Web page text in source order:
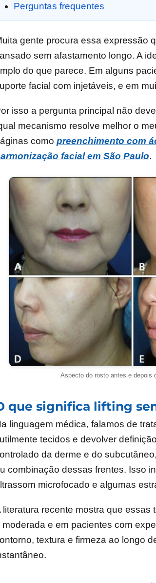
Perguntas frequentes
gente procura essa expressão
sem afastamento longo. A
do que parece. Em alguns
facial com injetáveis, e em
isso a pergunta principal não
mecanismo resolve melhor o
como preenchimento com
facial em São Paulo.
Aspecto do rosto antes e depois
que significa lifting
linguagem médica, falamos de
tecidos e devolver
da derme e do
combinação dessas frentes. Isso
microfocado e algumas
literatura recente mostra que
moderada e em pacientes com
textura e firmeza ao longo